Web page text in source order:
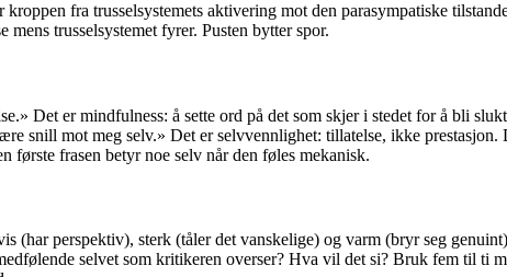
fra trusselsystemets aktivering mot den parasympatiske
trusselsystemet fyrer. Pusten bytter spor.
er mindfulness: å sette ord på det som skjer i stedet for å bli
snill mot meg selv.» Det er selvvennlighet: tillatelse, ikke
frasen betyr noe selv når den føles mekanisk.
perspektiv), sterk (tåler det vanskelige) og varm (bryr seg
selvet som kritikeren overser? Hva vil det si? Bruk fem til ti